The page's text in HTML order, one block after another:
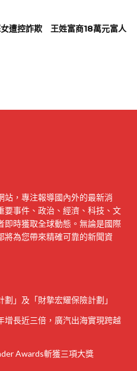
遭控詐欺 王姓富商18萬元富人
站，專注報導國內外的最新消
要事件、政治、經濟、科技、文
即時獲取全球動態。無論是國際
將為您帶來精確可靠的新聞資
」及「財摯宏耀保險計劃」
增長近三倍，廣汽出海實現跨越
Awards斬獲三項大獎